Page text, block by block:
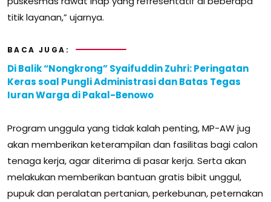
titik layanan,” ujarnya.
BACA JUGA:
Di Balik “Nongkrong” Syaifuddin Zuhri: Peringatan
Keras soal Pungli Administrasi dan Batas Tegas
Iuran Warga di Pakal-Benowo
Program unggula yang tidak kalah penting, MP-AW jug
akan memberikan keterampilan dan fasilitas bagi calon
tenaga kerja, agar diterima di pasar kerja. Serta akan
melakukan memberikan bantuan gratis bibit unggul,
pupuk dan peralatan pertanian, perkebunan, peternakan